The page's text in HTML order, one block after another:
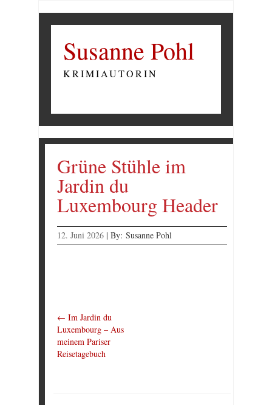
Susanne Pohl
KRIMIAUTORIN
Grüne Stühle im
Jardin du
Luxembourg Header
12. Juni 2026 | By: Susanne Pohl
← Im Jardin du
Luxembourg – Aus
meinem Pariser
Reisetagebuch